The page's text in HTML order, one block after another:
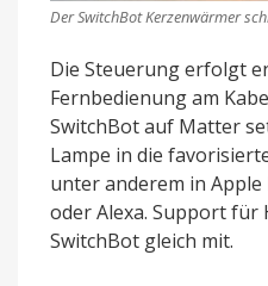
Der SwitchBot Kerzenwärmer
Die Steuerung erfolgt
Fernbedienung am
SwitchBot auf Matter
Lampe in die
unter anderem in
oder Alexa. Support
SwitchBot gleich mit.